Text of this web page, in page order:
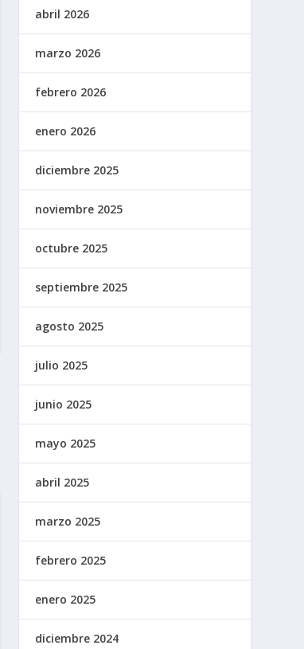
abril 2026
marzo 2026
febrero 2026
enero 2026
diciembre 2025
noviembre 2025
octubre 2025
septiembre 2025
agosto 2025
julio 2025
junio 2025
mayo 2025
abril 2025
marzo 2025
febrero 2025
enero 2025
diciembre 2024